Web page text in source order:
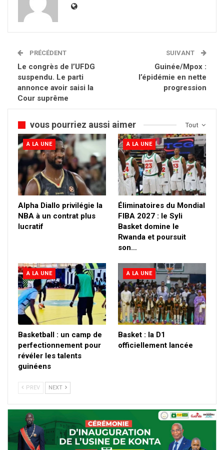
PRÉCÉDENT
Le congrès de l’UFDG
suspendu. Le parti
annonce avoir saisi la
Cour suprême
SUIVANT
Guinée/Mpox :
l’épidémie en nette
progression
Tout
vous pourriez aussi aimer
A LA UNE
Alpha Diallo privilégie la
NBA à un contrat plus
lucratif
A LA UNE
Éliminatoires du Mondial
FIBA 2027 : le Syli
Basket domine le
Rwanda et poursuit
son…
A LA UNE
Basketball : un camp de
perfectionnement pour
révéler les talents
guinéens
A LA UNE
Basket : la D1
officiellement lancée
PREV NEXT